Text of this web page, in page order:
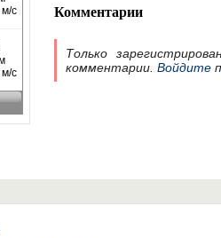
Комментарии
Только
комментарии. Войдите